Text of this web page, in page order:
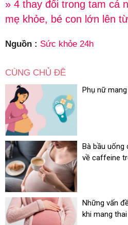
» 4 thay đổi trong tam cá
mẹ khỏe, bé con lớn lên
Nguồn : Sức khỏe 24h
CÙNG CHỦ ĐỀ
Phụ nữ
Bà bầu
về caffeine
Những vấn
khi mang thai